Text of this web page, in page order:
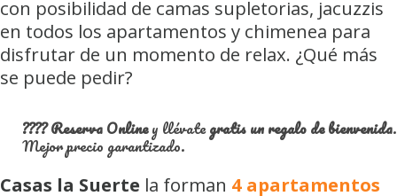
con posibilidad de camas supletorias, jacuzzis
en todos los apartamentos y chimenea para
disfrutar de un momento de relax. ¿Qué más
se puede pedir?
????Reserva Onliney llévategratis un regalo de bienvenida.
Mejor precio garantizado.
Casas la Suerte la forman 4 apartamentos